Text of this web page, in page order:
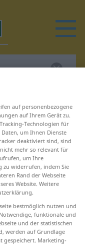
Türschild
für
auf personenbezogene
auf Ihrem Gerät zu.
Technologien für
um Ihnen Dienste
deaktiviert sind, sind
mehr so relevant für
um Ihre
zu widerrufen, indem Sie
Rand der Webseite
Website. Weitere
bestmöglich nutzen und
funktionale und
und der statistischen
werden auf Grundlage
gespeichert. Marketing-